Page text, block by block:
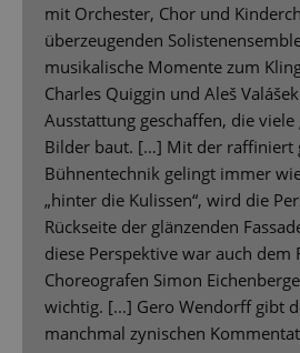
mit Orchester, Chor und
überzeugenden
musikalische Momente zum
Charles Quiggin und Aleš
Ausstattung geschaffen, die
Bilder baut. […] Mit der raffiniert
Bühnentechnik gelingt immer
„hinter die Kulissen“, wird die
Rückseite der glänzenden
diese Perspektive war auch dem
Choreografen Simon
wichtig. [...] Gero Wendorff gibt
manchmal zynischen